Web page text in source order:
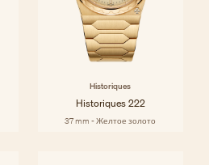
Historiques
Historiques 222
37 mm - Желтое золото